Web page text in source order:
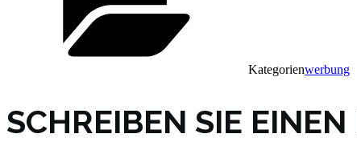
Kategorienwerbung
SCHREIBEN SIE